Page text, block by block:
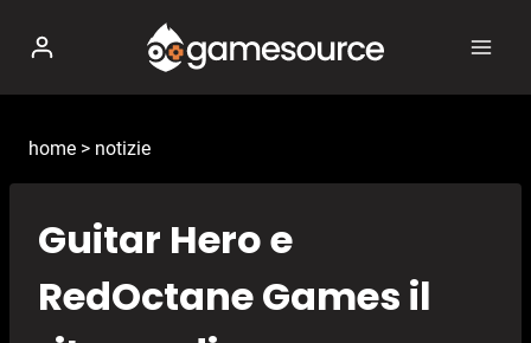
contenuto
home > notizie
Guitar Hero e
RedOctane Games il